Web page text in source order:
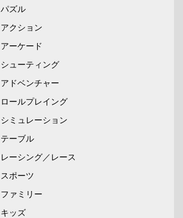
パズル
アクション
アーケード
シューティング
アドベンチャー
ロールプレイング
シミュレーション
テーブル
レーシング／レース
スポーツ
ファミリー
キッズ